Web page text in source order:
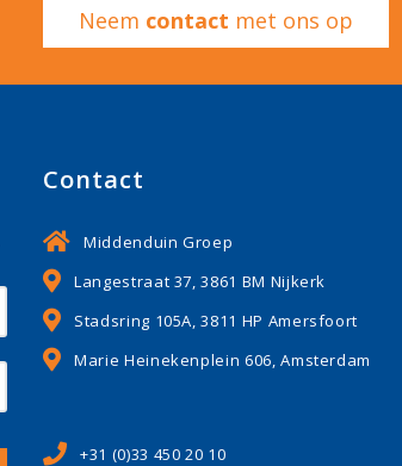
Neem contact met ons op
Contact
Middenduin Groep
Langestraat 37, 3861 BM Nijkerk
Stadsring 105A, 3811 HP Amersfoort
Marie Heinekenplein 606, Amsterdam
+31 (0)33 450 20 10